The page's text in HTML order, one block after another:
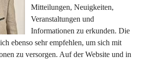
Mitteilungen, Neuigkeiten,
Veranstaltungen und
Informationen zu erkunden. Die
ebenso sehr empfehlen, um sich mit
zu versorgen. Auf der Website und in